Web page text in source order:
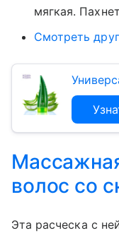
мягкая.
Смотреть
волос со
Эта расческа с